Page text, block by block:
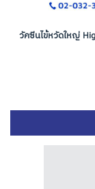
วัคซีนไข้หวัดใหญ่